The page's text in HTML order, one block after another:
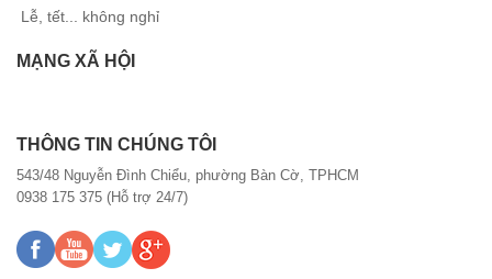
Lễ, tết... không nghỉ
MẠNG XÃ HỘI
THÔNG TIN CHÚNG TÔI
543/48 Nguyễn Đình Chiểu, phường Bàn Cờ, TPHCM
0938 175 375 (Hỗ trợ 24/7)